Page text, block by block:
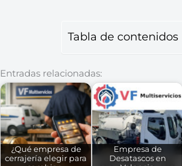
Tabla de contenidos
Entradas relacionadas:
¿Qué empresa de
cerrajería elegir para
Empresa de
Desatascos en